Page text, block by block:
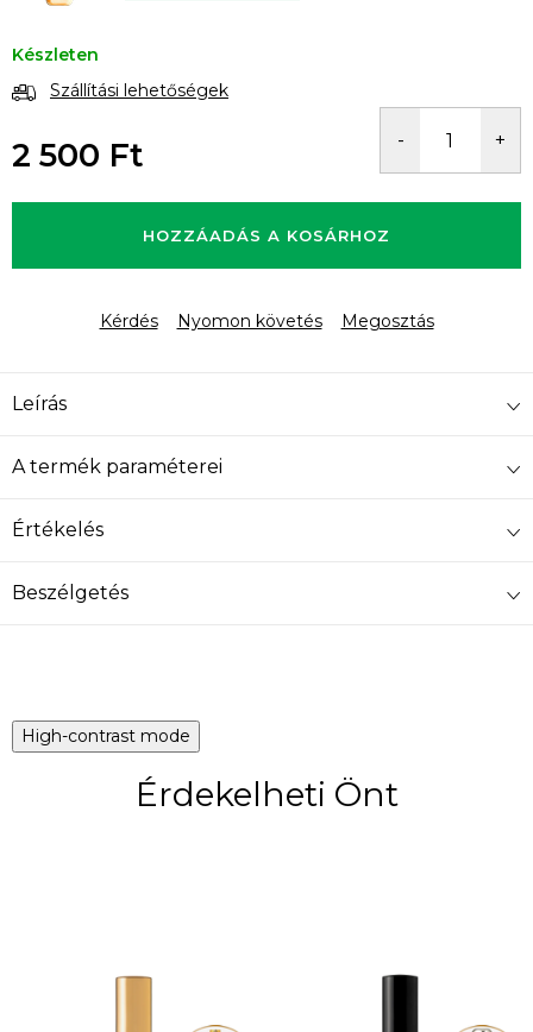
Készleten
Szállítási lehetőségek
2 500 Ft
HOZZÁADÁS A KOSÁRHOZ
Kérdés Nyomon követés Megosztás
Leírás
A termék paraméterei
Értékelés
Beszélgetés
High-contrast mode
Érdekelheti Önt